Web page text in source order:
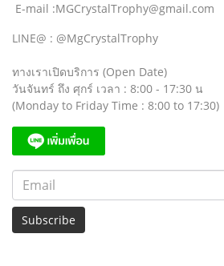
E-mail :MGCrystalTrophy@gmail.com
LINE@ : @MgCrystalTrophy
ทางเราเปิดบริการ (Open Date)
วันจันทร์ ถึง ศุกร์ เวลา : 8:00 - 17:30 น
(Monday to Friday Time : 8:00 to 17:30)
Subscribe